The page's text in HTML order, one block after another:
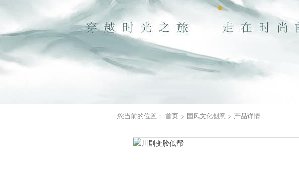
您当前的位置： 首页 > 国风文化创意 > 产品详情